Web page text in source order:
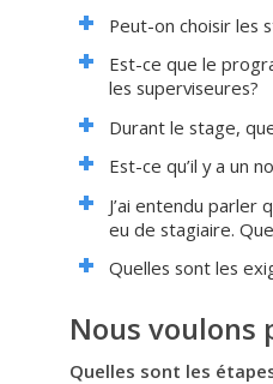
Peut-on choisir les
Est-ce que le
les superviseures?
Durant le stage,
Est-ce qu’il y a un
J’ai entendu parler
eu de stagiaire.
Quelles sont les
Nous voulons
Quelles sont les